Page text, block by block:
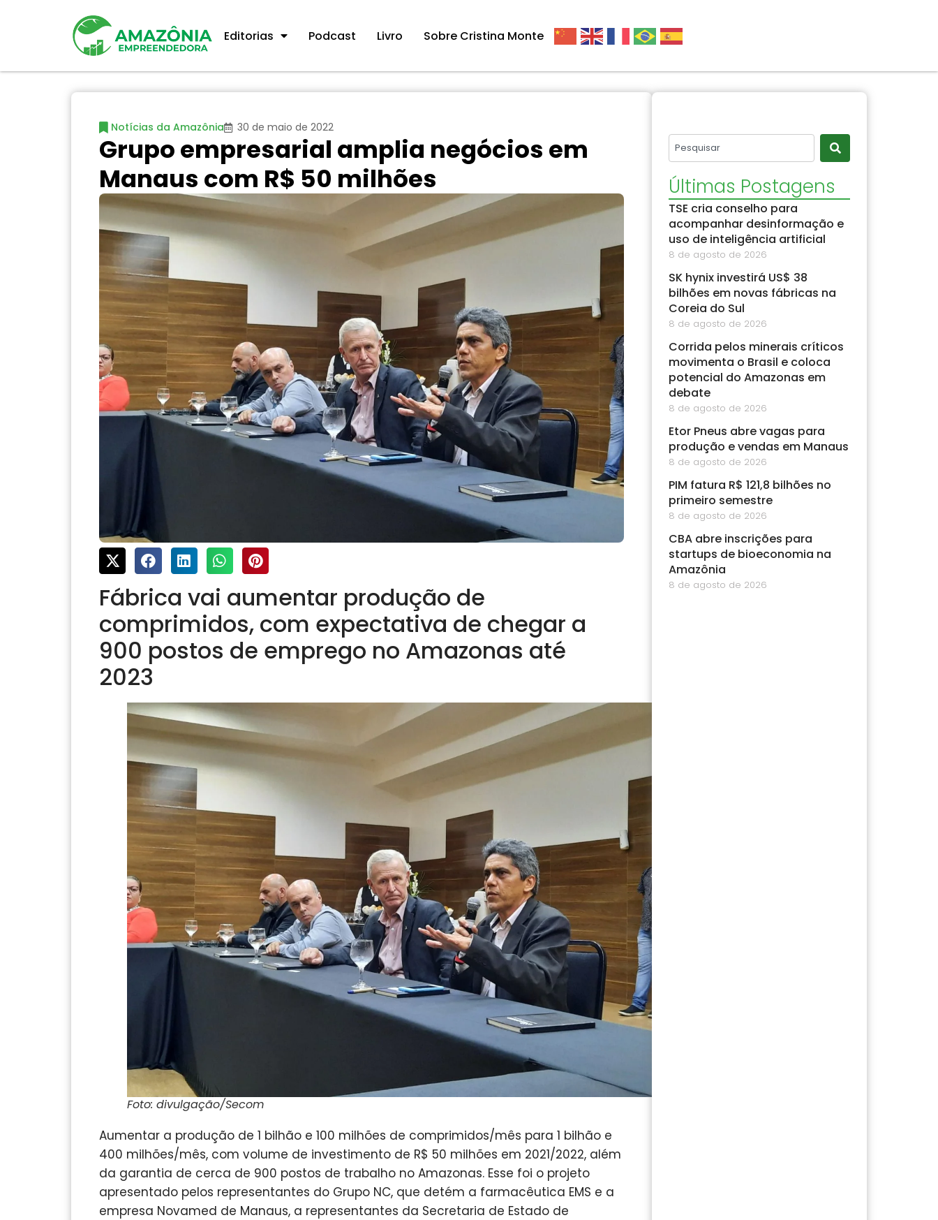
Editorias Podcast Livro Sobre Cristina Monte
Notícias da Amazônia 30 de maio de 2022
Grupo empresarial amplia negócios em
Manaus com R$ 50 milhões
Fábrica vai aumentar produção de
comprimidos, com expectativa de chegar a
900 postos de emprego no Amazonas até
2023
Foto: divulgação/Secom
Aumentar a produção de 1 bilhão e 100 milhões de comprimidos/mês para 1 bilhão e
400 milhões/mês, com volume de investimento de R$ 50 milhões em 2021/2022, além
da garantia de cerca de 900 postos de trabalho no Amazonas. Esse foi o projeto
apresentado pelos representantes do Grupo NC, que detém a farmacêutica EMS e a
empresa Novamed de Manaus, a representantes da Secretaria de Estado de
Últimas Postagens
TSE cria conselho para
acompanhar desinformação e
uso de inteligência artificial
8 de agosto de 2026
SK hynix investirá US$ 38
bilhões em novas fábricas na
Coreia do Sul
8 de agosto de 2026
Corrida pelos minerais críticos
movimenta o Brasil e coloca
potencial do Amazonas em
debate
8 de agosto de 2026
Etor Pneus abre vagas para
produção e vendas em Manaus
8 de agosto de 2026
PIM fatura R$ 121,8 bilhões no
primeiro semestre
8 de agosto de 2026
CBA abre inscrições para
startups de bioeconomia na
Amazônia
8 de agosto de 2026